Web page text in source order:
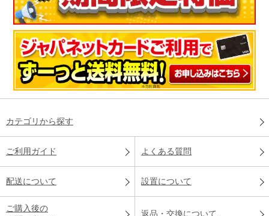
カテゴリから探す
ご利用ガイド よくある質問
配送について 設置について
ご購入後の
返品・交換について